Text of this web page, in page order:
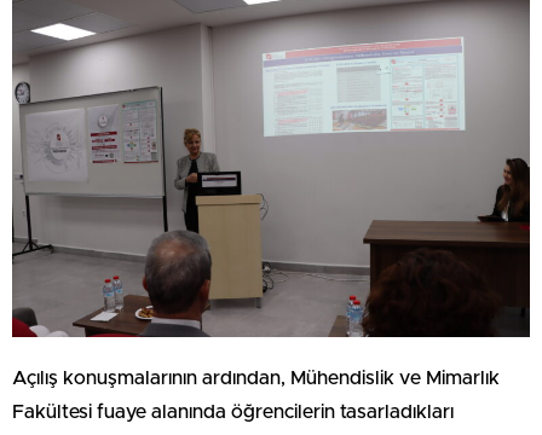
Açılış konuşmalarının ardından, Mühendislik ve Mimarlık
Fakültesi fuaye alanında öğrencilerin tasarladıkları